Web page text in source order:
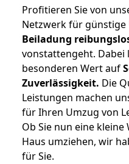
Profitieren Sie von
Netzwerk für günstige
Beiladung
vonstattengeht. Dabei
besonderen Wert auf
Zuverlässigkeit. Die
Leistungen machen
für Ihren Umzug von
Ob Sie nun eine
Haus umziehen, wir
für Sie.